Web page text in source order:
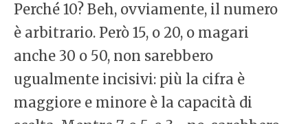
Perché 10? Beh, ovviamente, il numero
è arbitrario. Però 15, o 20, o magari
anche 30 o 50, non sarebbero
ugualmente incisivi: più la cifra è
maggiore e minore è la capacità di